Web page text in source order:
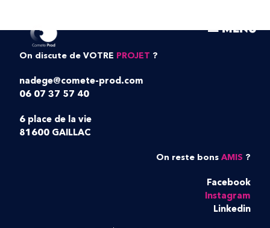
MENU
On discute de VOTRE PROJET ?
nadege@comete-prod.com
06 07 37 57 40
6 place de la vie
81600 GAILLAC
On reste bons AMIS ?
Facebook
Instagram
Linkedin